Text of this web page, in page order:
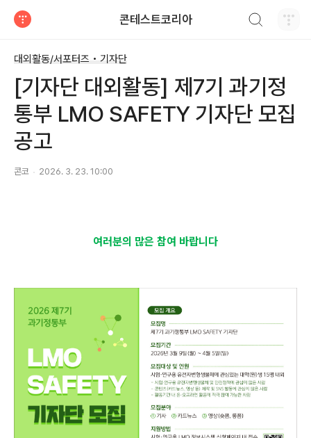
콘테스트코리아
대외활동/서포터즈 • 기자단
[기자단 대외활동] 제7기 과기정
통부 LMO SAFETY 기자단 모집
공고
콘코 2026. 3. 23. 10:00
여러분의 많은 참여 바랍니다